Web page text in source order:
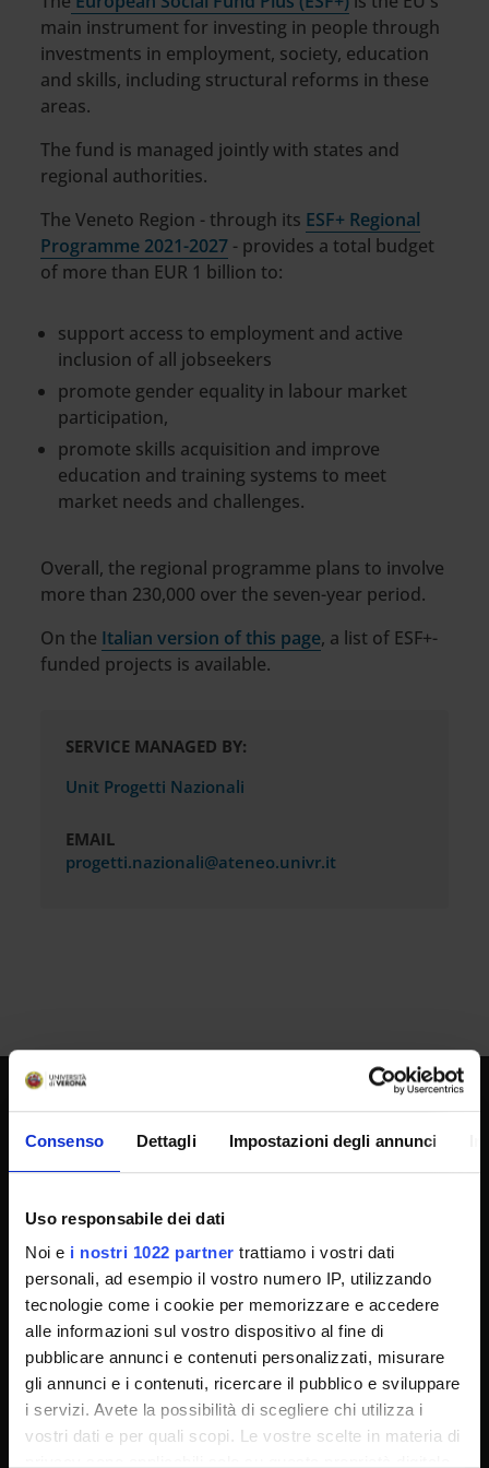
Consenso Dettagli Impostazioni degli annunci
Uso responsabile dei dati
Noi e i nostri 1022 partner trattiamo i vostri dati
personali, ad esempio il vostro numero IP, utilizzando
tecnologie come i cookie per memorizzare e accedere
alle informazioni sul vostro dispositivo al fine di
pubblicare annunci e contenuti personalizzati, misurare
gli annunci e i contenuti, ricercare il pubblico e sviluppare
i servizi. Avete la possibilità di scegliere chi utilizza i
vostri dati e per quali scopi. Le vostre scelte in materia di
main instrument for investing in people through
investments in employment, society, education
and skills, including structural reforms in these
areas.
The fund is managed jointly with states and
regional authorities.
The Veneto Region - through its ESF+ Regional
Programme 2021-2027 - provides a total budget
of more than EUR 1 billion to:
support access to employment and active
inclusion of all jobseekers
promote gender equality in labour market
participation,
promote skills acquisition and improve
education and training systems to meet
market needs and challenges.
Overall, the regional programme plans to involve
more than 230,000 over the seven-year period.
On the Italian version of this page, a list of ESF+-
funded projects is available.
SERVICE MANAGED BY:
Unit Progetti Nazionali
EMAIL
progetti.nazionali@ateneo.univr.it
Official University Register
Job vacancies
Procurement
Notifications
Terms and conditions
Privacy policy